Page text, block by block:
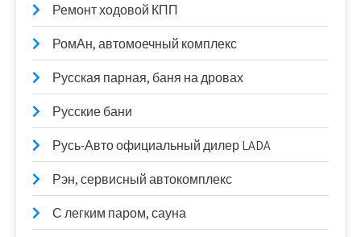
Ремонт ходовой КПП
РомАн, автомоечный комплекс
Русская парная, баня на дровах
Русские бани
Русь-Авто официальный дилер LADA
Рэн, сервисный автокомплекс
С легким паром, сауна